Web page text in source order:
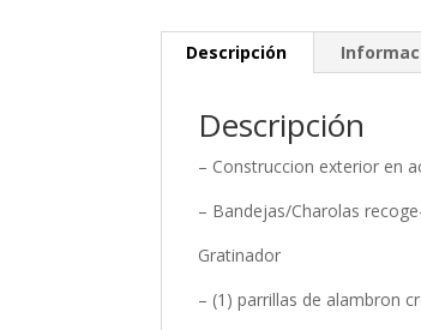
Descripción
Descripción
– Construccion exterior en
– Bandejas/Charolas
Gratinador
– (1) parrillas de alambron